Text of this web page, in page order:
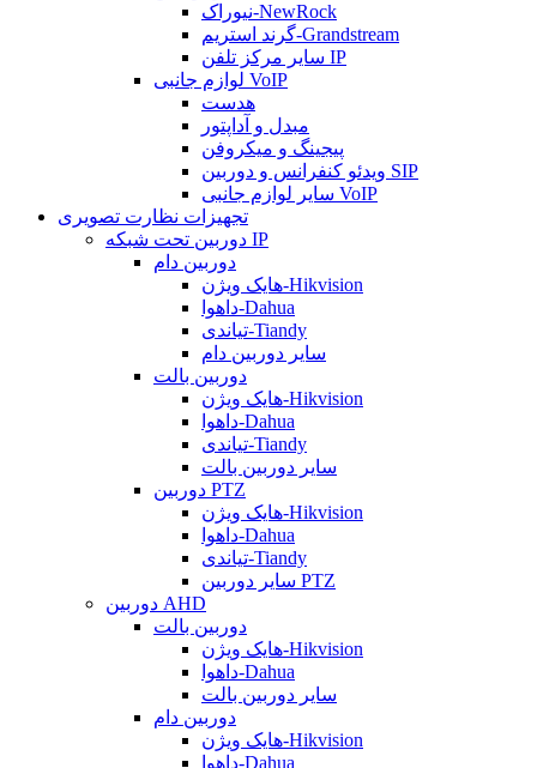
نیوراک-NewRock
گرند استریم-Grandstream
سایر مرکز تلفن IP
لوازم جانبی VoIP
هدست
مبدل و آداپتور
پیجینگ و میکروفن
ویدئو کنفرانس و دوربین SIP
سایر لوازم جانبی VoIP
تجهیزات نظارت تصویری
دوربین تحت شبکه IP
دوربین دام
هایک ویژن-Hikvision
داهوا-Dahua
تیاندی-Tiandy
سایر دوربین دام
دوربین بالت
هایک ویژن-Hikvision
داهوا-Dahua
تیاندی-Tiandy
سایر دوربین بالت
دوربین PTZ
هایک ویژن-Hikvision
داهوا-Dahua
تیاندی-Tiandy
سایر دوربین PTZ
دوربین AHD
دوربین بالت
هایک ویژن-Hikvision
داهوا-Dahua
سایر دوربین بالت
دوربین دام
هایک ویژن-Hikvision
داهوا-Dahua